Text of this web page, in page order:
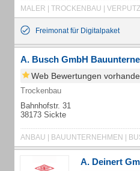
Freimonat für Digitalpaket
A. Busch GmbH
Web Bewertungen
Trockenbau
Bahnhofstr. 31
38173 Sickte
A. Deinert